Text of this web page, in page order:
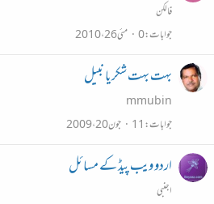
فالکن
جوابات 0 مئی 26، 2010
بہت بہت شکریا نبیل
mmubin
جوابات 11 جون 20، 2009
اردو ویب پیڈ کے مسائل
اجنبی